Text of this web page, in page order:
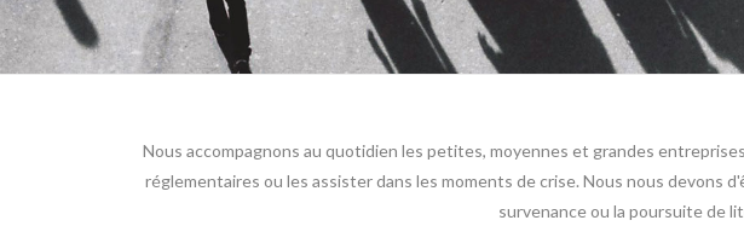
Nous accompagnons au quotidien les petites, moyennes et grandes
réglementaires ou les assister dans les moments de crise. Nous nous devons
survenance ou la poursuite de